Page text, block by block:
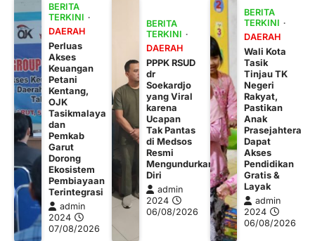
BERITA
TERKINI
DAERAH
Perluas
Akses
Keuangan
Petani
Kentang,
OJK
Tasikmalaya
dan
Pemkab
Garut
Dorong
Ekosistem
Pembiayaan
Terintegrasi
admin
2024
07/08/2026
BERITA
TERKINI
DAERAH
PPPK RSUD
dr
Soekardjo
yang Viral
karena
Ucapan
Tak Pantas
di Medsos
Resmi
Mengundurkan
Diri
admin
2024
06/08/2026
BERITA
TERKINI
DAERAH
Wali Kota
Tasik
Tinjau TK
Negeri
Rakyat,
Pastikan
Anak
Prasejahtera
Dapat
Akses
Pendidikan
Gratis &
Layak
admin
2024
06/08/2026